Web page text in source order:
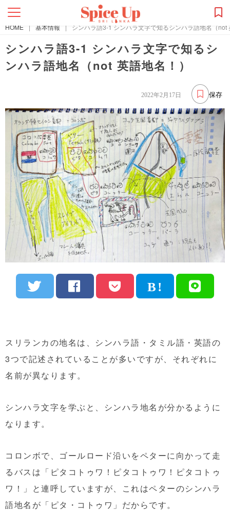
HOME | 基本情報 | シンハラ語3-1 シンハラ文字で知るシンハラ語地名（not
シンハラ語3-1 シンハラ文字で知るシ
ンハラ語地名（not 英語地名！）
保存
2022年2月17日
スリランカの地名は、シンハラ語・タミル語・英語の
3つで記述されていることが多いですが、それぞれに
名前が異なります。
シンハラ文字を学ぶと、シンハラ地名が分かるように
なります。
コロンボで、ゴールロード沿いをペターに向かって走
るバスは「ピタコトゥワ！ピタコトゥワ！ピタコトゥ
ワ！」と連呼していますが、これはペターのシンハラ
語地名が「ピタ・コトゥワ」だからです。